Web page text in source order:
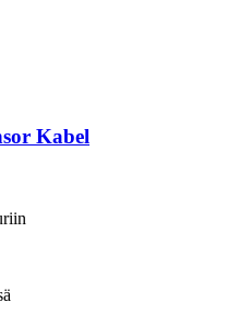
Kabel